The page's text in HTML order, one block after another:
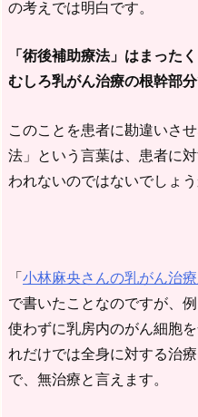
の考えでは明白です。
「術後補助療法」はまった
むしろ乳がん治療の根幹部分
このことを患者に勘違いさ
法」という言葉は、患者に
われないのではないでしょう
「小林麻央さんの乳がん治
で書いたことなのですが、
使わずに乳房内のがん細胞
れだけでは全身に対する治
で、無治療と言えます。